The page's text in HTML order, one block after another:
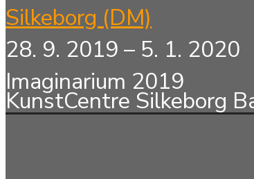
Silkeborg (DM)
28. 9. 2019 – 5. 1. 2020
Imaginarium 2019
KunstCentre Silkeborg